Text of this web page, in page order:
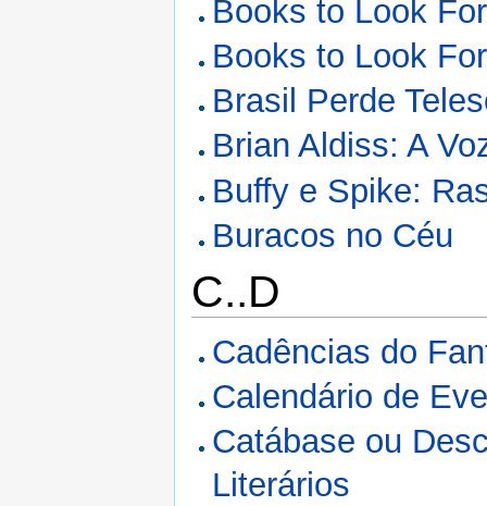
Books to Look For
Books to Look For
Brasil Perde
Brian Aldiss: A
Buffy e Spike:
Buracos no Céu
C..D
Cadências do
Calendário de
Catábase ou
Literários